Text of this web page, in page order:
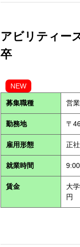
アビリティー
卒
NEW
募集職種 営業
勤務地 〒
雇用形態 正
就業時間
賃金
大
円